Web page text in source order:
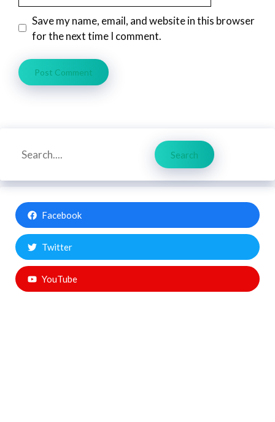
Save my name, email, and website in this browser
for the next time I comment.
Search
Search
Facebook
Twitter
YouTube